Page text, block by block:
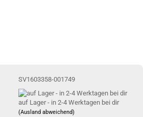
SV1603358-001749
auf Lager - in 2-4 Werktagen bei dir
(Ausland abweichend)